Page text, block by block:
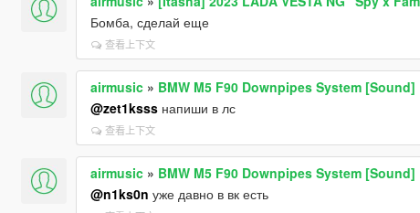
Бомба, сделай еще
查看上下文
airmusic» BMW M5 F90 Downpipes System [Sound]
@zet1ksssнапиши в лс
查看上下文
airmusic» BMW M5 F90 Downpipes System [Sound]
@n1ks0n уже давно в вк есть